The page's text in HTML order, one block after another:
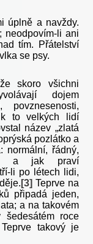
úplně a navždy.
neodpovím-li ani
tím. Přátelství
se psy.
skoro všichni
dojem
povznesenosti,
to velkých lidí
název „zlatá
pozlátko a
normální, řádný,
a jak praví
li po létech lidi,
[3] Teprve na
připadá jeden,
a na takovém
šedesátém roce
takový je